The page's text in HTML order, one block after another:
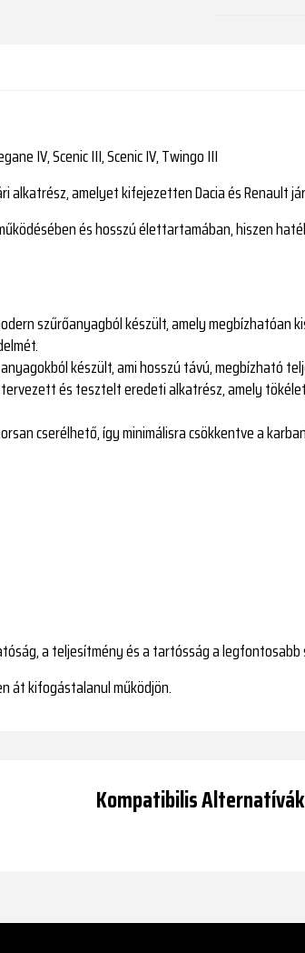
IV, Scenic III, Scenic IV, Twingo III
alkatrész, amelyet kifejezetten Dacia és Renault
és hosszú élettartamában, hiszen
szűrőanyagból készült, amely
készült, ami hosszú távú, megbízható
és tesztelt eredeti alkatrész, amely
cserélhető, így minimálisra csökkentve a
a teljesítmény és a tartósság a
át kifogástalanul működjön.
Kompatibilis Alternatívák